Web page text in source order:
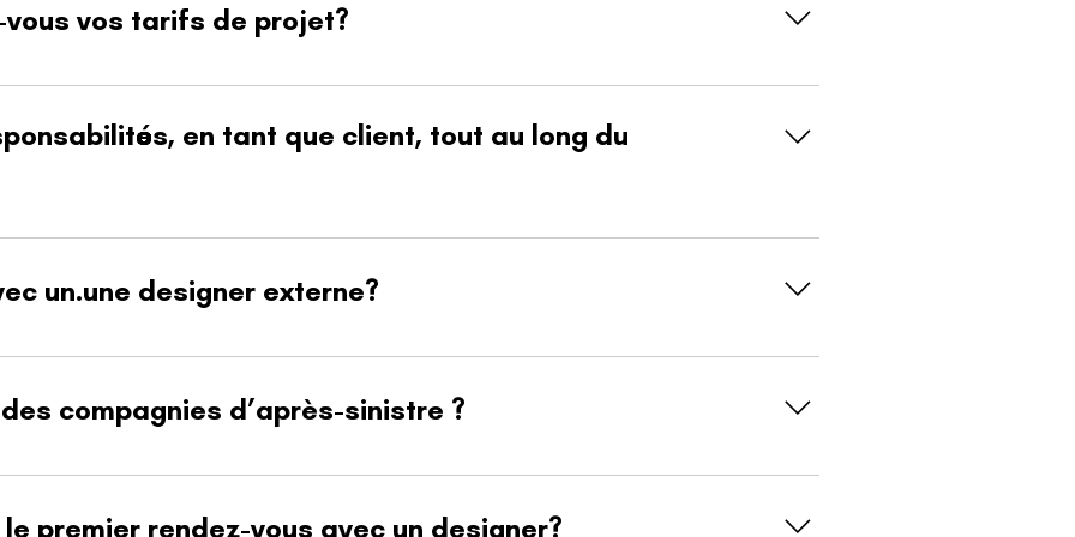
vos tarifs de projet?
de l’ampleur du projet, des matériaux sélectionnés et du temps nécessaire à la conception ainsi
en tant que client, tout au long du
vos besoins, vos préférences et votre budget dès le début. Ensuite, il vous revient
un.une designer externe?
une équipe de designers et de stylistes expérimentés pour vous accompagner dans vos
compagnies d’après-sinistre ?
plusieurs compagnies spécialisées en après-sinistre afin d’offrir un service clé en main à leurs
premier rendez-vous avec un designer?